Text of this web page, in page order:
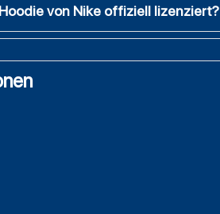
von Nike offiziell lizenziert?